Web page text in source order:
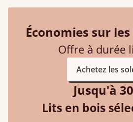
Économies sur
Offre à durée
Achetez les
Jusqu'à
Lits en bois